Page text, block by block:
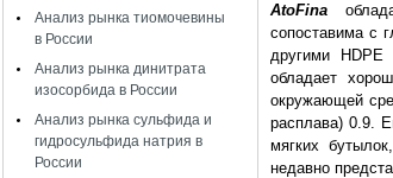
Анализ рынка тиомочевины
в России
Анализ рынка динитрата
изосорбида в России
Анализ рынка сульфида и
гидросульфида натрия в
России
AtoFina
сопоставима с
другими HDPE
обладает
окружающей
расплава) 0.9.
мягких
недавно